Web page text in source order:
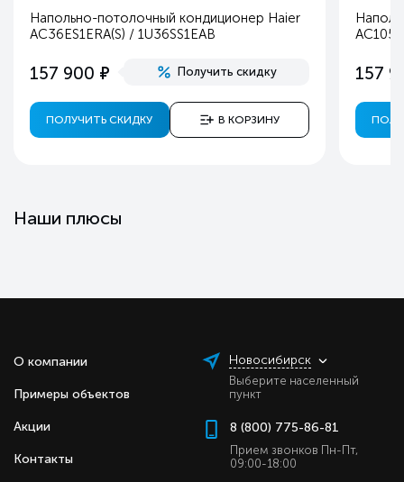
Напольно-потолочный кондиционер Haier
AC36ES1ERA(S) / 1U36SS1EAB
157 900 е Получить скидку
ПОЛУЧИТЬ СКИДКУ В КОРЗИНУ
157
Наши плюсы
О компании
Примеры объектов
Акции
Контакты
Новосибирск
Выберите населенный
пункт
8 (800) 775-86-81
Прием звонков Пн-Пт,
09:00-18:00